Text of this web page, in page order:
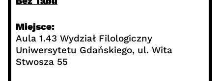
Miejsce:
Aula 1.43 Wydział Filologiczny
Uniwersytetu Gdańskiego, ul. Wita
Stwosza 55